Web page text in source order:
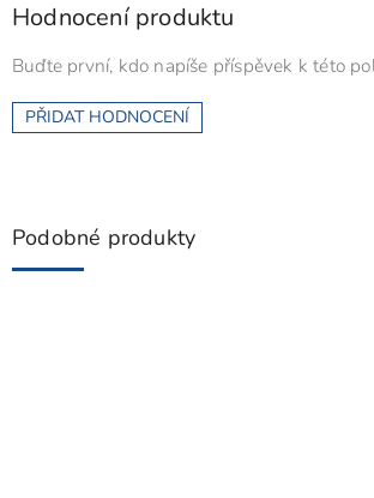
Hodnocení produktu
Buďte první, kdo napíše příspěvek k této
PŘIDAT HODNOCENÍ
Podobné produkty